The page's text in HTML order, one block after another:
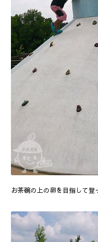
お茶碗の上の卵を目指して登